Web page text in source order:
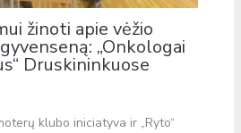
žinoti apie vėžio
„Onkologai
Druskininkuose
klubo iniciatyva ir „Ryto“